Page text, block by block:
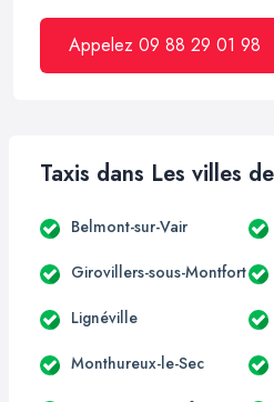
Appelez 09 88 29 01 98
Taxis dans Les villes
Belmont-sur-Vair
Girovillers-sous-Montfort
Lignéville
Monthureux-le-Sec